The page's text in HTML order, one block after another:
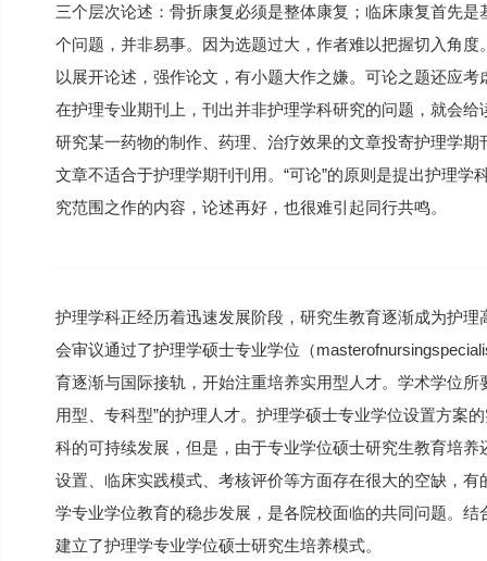
三个层次论述：骨折康复必须是整体康复；临床康复首先
个问题，并非易事。因为选题过大，作者难以把握切入角
以展开论述，强作论文，有小题大作之嫌。可论之题还应
在护理专业期刊上，刊出并非护理学科研究的问题，就会
研究某一药物的制作、药理、治疗效果的文章投寄护理学
文章不适合于护理学期刊刊用。“可论”的原则是提出护理
究范围之作的内容，论述再好，也很难引起同行共鸣。
护理学科正经历着迅速发展阶段，研究生教育逐渐成为护
会审议通过了护理学硕士专业学位（
育逐渐与国际接轨，开始注重培养实用型人才。学术学位
用型、专科型”的护理人才。护理学硕士专业学位设置方案
科的可持续发展，但是，由于专业学位硕士研究生教育培
设置、临床实践模式、考核评价等方面存在很大的空缺，
学专业学位教育的稳步发展，是各院校面临的共同问题。
建立了护理学专业学位硕士研究生培养模式。